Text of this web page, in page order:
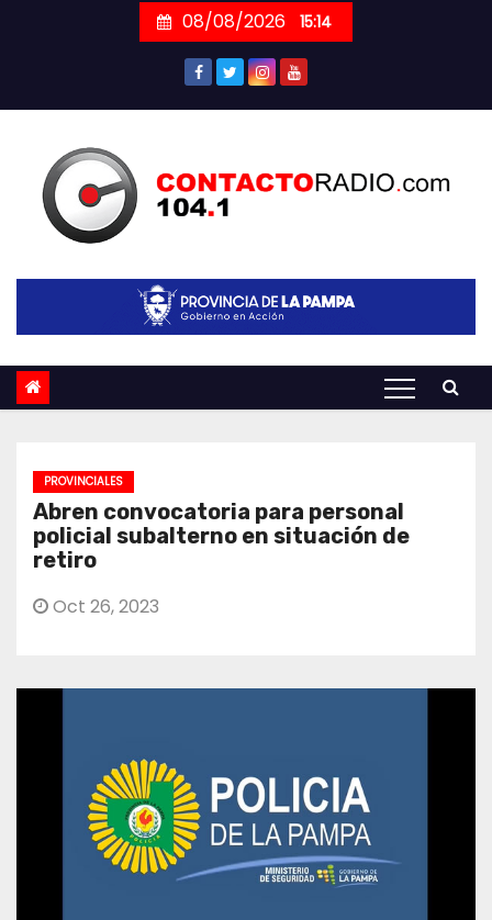
08/08/2026 15:14
PROVINCIALES
Abren convocatoria para personal
policial subalterno en situación de
retiro
Oct 26, 2023